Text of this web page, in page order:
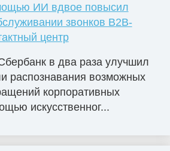
ИИ вдвое повысил
звонков B2B-
центр
в два раза улучшил
распознавания возможных
корпоративных
искусственног...